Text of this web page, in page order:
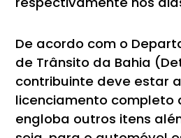
De acordo com o
de Trânsito da Bahia
contribuinte deve estar
licenciamento completo
engloba outros itens